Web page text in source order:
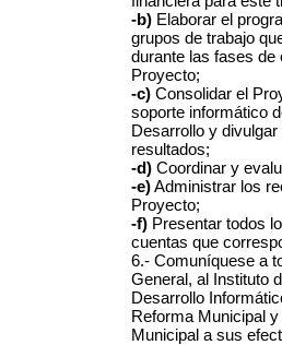
-b) Elaborar el
grupos de trabajo
durante las fases de
Proyecto;
-c) Consolidar el
soporte informático
Desarrollo y
resultados;
-d) Coordinar y
-e)Administrar los
Proyecto;
-f) Presentar todos
cuentas que
6.- Comuníquese a
General, al Instituto
Desarrollo
Reforma Municipal
Municipal a sus